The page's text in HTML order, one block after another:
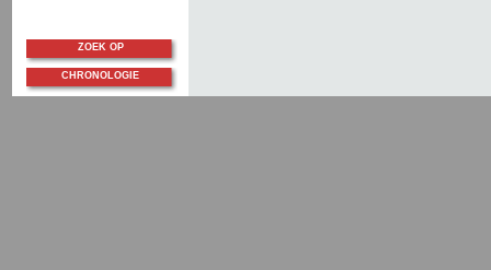
ZOEK OP
CHRONOLOGIE